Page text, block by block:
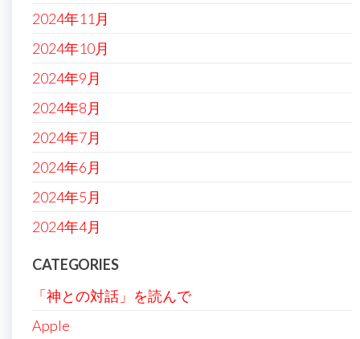
2024年11月
2024年10月
2024年9月
2024年8月
2024年7月
2024年6月
2024年5月
2024年4月
CATEGORIES
「神との対話」を読んで
Apple